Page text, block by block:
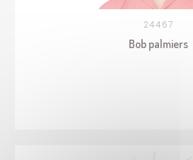
24467
Bob palmiers